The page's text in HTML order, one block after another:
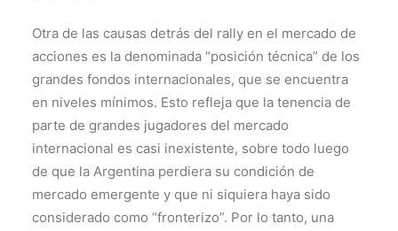
Otra de las causas detrás del rally en el mercado de
acciones es la denominada “posición técnica” de los
grandes fondos internacionales, que se encuentra
en niveles mínimos. Esto refleja que la tenencia de
parte de grandes jugadores del mercado
internacional es casi inexistente, sobre todo luego
de que la Argentina perdiera su condición de
mercado emergente y que ni siquiera haya sido
considerado como “fronterizo”. Por lo tanto, una